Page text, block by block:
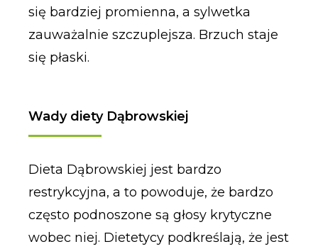
się bardziej promienna, a sylwetka
zauważalnie szczuplejsza. Brzuch staje
się płaski.
Wady diety Dąbrowskiej
Dieta Dąbrowskiej jest bardzo
restrykcyjna, a to powoduje, że bardzo
często podnoszone są głosy krytyczne
wobec niej. Dietetycy podkreślają, że jest